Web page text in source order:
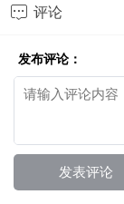
 评论
发布评论：